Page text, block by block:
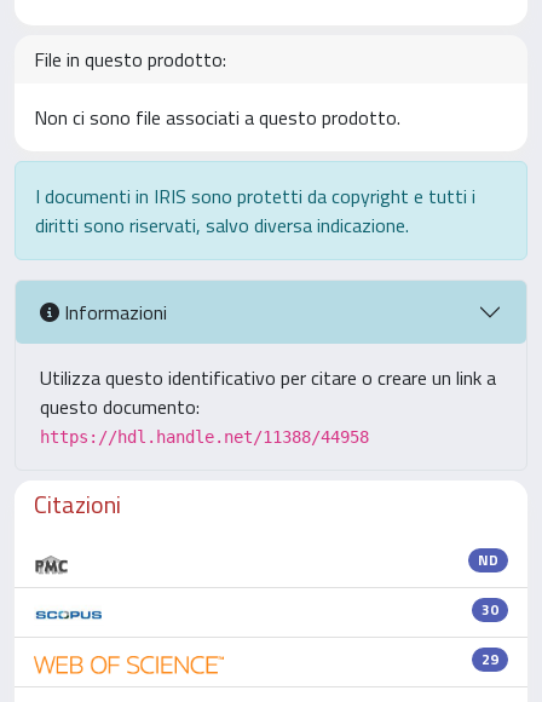
File in questo prodotto:
Non ci sono file associati a questo prodotto.
I documenti in IRIS sono protetti da copyright e tutti i
diritti sono riservati, salvo diversa indicazione.
Informazioni
Utilizza questo identificativo per citare o creare un link a
questo documento:
https://hdl.handle.net/11388/44958
Citazioni
ND
30
29